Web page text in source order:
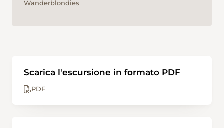
Wanderblondies
Scarica l'escursione in formato PDF
PDF